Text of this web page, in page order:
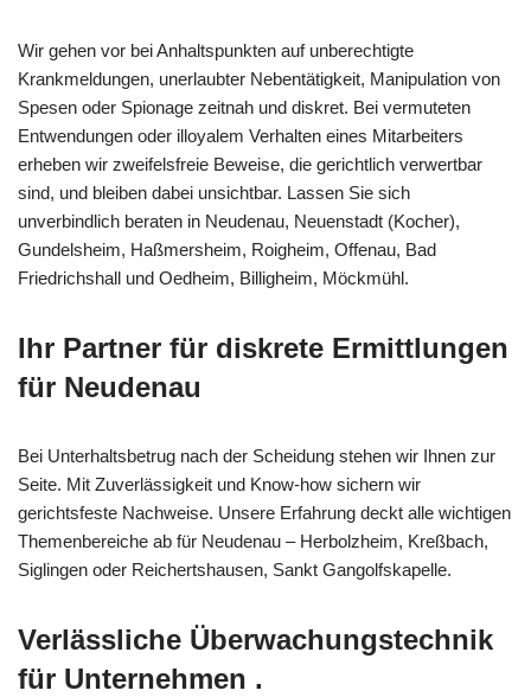
Wir gehen vor bei Anhaltspunkten auf unberechtigte
Krankmeldungen, unerlaubter Nebentätigkeit, Manipulation von
Spesen oder Spionage zeitnah und diskret. Bei vermuteten
Entwendungen oder illoyalem Verhalten eines Mitarbeiters
erheben wir zweifelsfreie Beweise, die gerichtlich verwertbar
sind, und bleiben dabei unsichtbar. Lassen Sie sich
unverbindlich beraten in Neudenau, Neuenstadt (Kocher),
Gundelsheim, Haßmersheim, Roigheim, Offenau, Bad
Friedrichshall und Oedheim, Billigheim, Möckmühl.
Ihr Partner für diskrete Ermittlungen
für Neudenau
Bei Unterhaltsbetrug nach der Scheidung stehen wir Ihnen zur
Seite. Mit Zuverlässigkeit und Know-how sichern wir
gerichtsfeste Nachweise. Unsere Erfahrung deckt alle wichtigen
Themenbereiche ab für Neudenau – Herbolzheim, Kreßbach,
Siglingen oder Reichertshausen, Sankt Gangolfskapelle.
Verlässliche Überwachungstechnik
für Unternehmen .